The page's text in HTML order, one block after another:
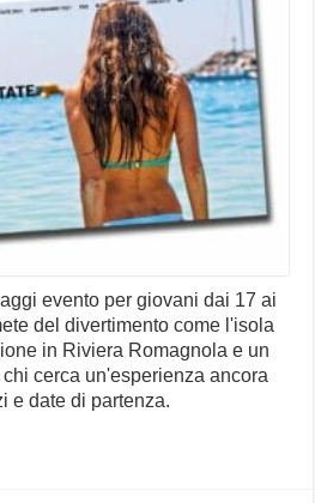
evento per giovani dai 17 ai
del divertimento come l'isola
in Riviera Romagnola e un
cerca un'esperienza ancora
e date di partenza.